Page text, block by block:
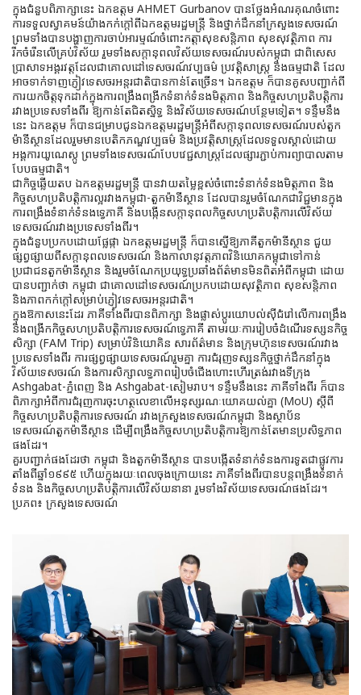
ក្នុងជំនួបពិភាក្សានេះ ឯកឧត្តម AHMET Gurbanov បានថ្លែងអំណរគុណចំពោះ
ការទទួលស្វាគមន៍យ៉ាងកក់ក្តៅពីឯកឧត្តមរដ្ឋមន្រ្តី និងថ្នាក់ដឹកនាំក្រសួងទេសចរណ៍
ព្រមទាំងបានបង្ហាញការចាប់អារម្មណ៍ចំពោះកត្តាសុខសន្តិភាព សុខសុវត្ថិភាព ការ
រីកចំរើនលើគ្រប់វិស័យ រួមទាំងសក្តានុពលវិស័យទេសចរណ៍របស់កម្ពុជា ជាពិសេស
ប្រាសាទអង្គរវត្តដែលជាគោលដៅទេសចរណ៍វប្បធម៌ ប្រវត្តិសាស្ត្រ និងធម្មជាតិ ដែល
អាចទាក់ទាញភ្ញៀវទេសចរអន្តរជាតិបានកាន់តែច្រើន។ ឯកឧត្តម ក៏បានគូសបញ្ជាក់ពី
ការយកចិត្តទុកដាក់ក្នុងការពង្រឹងពង្រីកទំនាក់ទំនងមិត្តភាព និងកិច្ចសហប្រតិបត្តិការ
រវាងប្រទេសទាំងពីរ ឱ្យកាន់តែជិតស្និទ្ធ និងវិស័យទេសចរណ៍បន្ថែមទៀត។ ទន្ទឹមនឹង
នេះ ឯកឧត្តម ក៏បានជម្រាបជូនឯកឧត្តមរដ្ឋមន្រ្តីអំពីសក្តានុពលទេសចរណ៍របស់តួក
ម៉ានីស្ថានដែលរួមមានបេតិកភណ្ឌវប្បធម៌ និងប្រវត្តិសាស្រ្តដែលទទួលស្គាល់ដោយ
អង្គការយូណេស្កូ ព្រមទាំងទេសចរណ៍បែបវេជ្ជសាស្រ្តដែលផ្សារភ្ជាប់ការព្យាបាលតាម
បែបធម្មជាតិ។
ជាកិច្ចឆ្លើយតប ឯកឧត្តមរដ្ឋមន្ត្រី បានវាយតម្លៃខ្ពស់ចំពោះទំនាក់ទំនងមិត្តភាព និង
កិច្ចសហប្រតិបត្តិការល្អរវាងកម្ពុជា-តួកម៉ានីស្ថាន ដែលបានរួមចំណែកជាវិជ្ជមានក្នុង
ការពង្រឹងទំនាក់ទំនងទ្វេភាគី និងបង្កើនសក្តានុពលកិច្ចសហប្រតិបត្តិការលើវិស័យ
ទេសចរណ៍រវាងប្រទេសទាំងពីរ។
ក្នុងជំនួបប្រកបដោយផ្លែផ្កា ឯកឧត្តមរដ្ឋមន្ត្រី ក៏បានស្នើឱ្យភាគីតួកម៉ានីស្ថាន ជួយ
ផ្សព្វផ្សាយពីសក្តានុពលទេសចរណ៍ និងកាលានុវត្តភាពវិនិយោគកម្ពុជាទៅកាន់
ប្រជាជនតួកម៉ានីស្ថាន និងរួមចំណែកប្រយុទ្ធប្រឆាំងព័ត៌មានមិនពិតអំពីកម្ពុជា ដោយ
បានបញ្ជាក់ថា កម្ពុជា ជាគោលដៅទេសចរណ៍ប្រកបដោយសុវត្ថិភាព សុខសន្តិភាព
និងភាពកក់ក្តៅសម្រាប់ភ្ញៀវទេសចរអន្តរជាតិ។
ក្នុងឱកាសនេះដែរ ភាគីទាំងពីរបានពិភាក្សា និងផ្លាស់ប្តូរយោបល់ស៊ីជំរៅលើការពង្រឹង
និងពង្រីកកិច្ចសហប្រតិបត្តិការទេសចរណ៍ទ្វេភាគី តាមរយៈការរៀបចំដំណើរទស្សនកិច្ច
សិក្សា (FAM Trip) សម្រាប់វិនិយោគិន សារព័ត៌មាន និងក្រុមហ៊ុនទេសចរណ៍រវាង
ប្រទេសទាំងពីរ ការផ្សព្វផ្សាយទេសចរណ៍រួមគ្នា ការជំរុញទស្សនកិច្ចថ្នាក់ដឹកនាំក្នុង
វិស័យទេសចរណ៍ និងការសិក្សាលទ្ធភាពរៀបចំជើងហោះហើរត្រង់រវាងទីក្រុង
Ashgabat-ភ្នំពេញ និង Ashgabat-សៀមរាប។ ទន្ទឹមនឹងនេះ ភាគីទាំងពីរ ក៏បាន
ពិភាក្សាអំពីការជំរុញការចុះហត្ថលេខាលើអនុស្សរណៈយោគយល់គ្នា (MoU) ស្តីពី
កិច្ចសហប្រតិបត្តិការទេសចរណ៍ រវាងក្រសួងទេសចរណ៍កម្ពុជា និងស្ថាប័ន
ទេសចរណ៍តួកម៉ានីស្ថាន ដើម្បីពង្រឹងកិច្ចសហប្រតិបត្តិការឱ្យកាន់តែមានប្រសិទ្ធភាព
ផងដែរ។
គួរបញ្ជាក់ផងដែរថា កម្ពុជា និងតួកម៉ានីស្ថាន បានបង្កើតទំនាក់ទំនងការទូតជាផ្លូវការ
តាំងពីឆ្នាំ១៩៩៥ ហើយក្នុងរយៈពេលចុងក្រោយនេះ ភាគីទាំងពីរបានបន្តពង្រឹងទំនាក់
ទំនង និងកិច្ចសហប្រតិបត្តិការលើវិស័យនានា រួមទាំងវិស័យទេសចរណ៍ផងដែរ។
ប្រភព៖ ក្រសួងទេសចរណ៍